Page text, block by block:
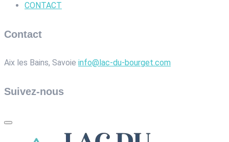
CONTACT
Contact
Aix les Bains, Savoie info@lac-du-bourget.com
Suivez-nous